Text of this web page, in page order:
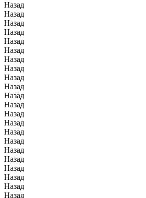
Назад
Назад
Назад
Назад
Назад
Назад
Назад
Назад
Назад
Назад
Назад
Назад
Назад
Назад
Назад
Назад
Назад
Назад
Назад
Назад
Назад
Назад